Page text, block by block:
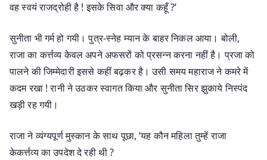
वह स्वयं राजद्रोही है ! इसके सिवा और क्या कहूँ ?’
सुनीता भी गर्म हो गयी। पुत्र-स्नेह म्यान के बाहर निकल आया। बोली,
राजा का कर्त्तव्य केवल अपने अफसरों को प्रसन्न करना नहीं है। प्रजा को
पालने की जिम्मेदारी इससे कहीं बढ़कर है। उसी समय महाराज ने कमरे में
कदम रखा ! रानी ने उठकर स्वागत किया और सुनीता सिर झुकाये निस्पंद
खड़ी रह गयी।
राजा ने व्यंग्यपूर्ण मुस्कान के साथ पूछा, ‘यह कौन महिला तुम्हें राजा
केकर्त्तव्य का उपदेश दे रही थी ?